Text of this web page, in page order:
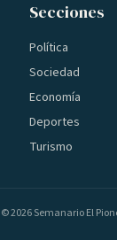
Secciones
Política
Sociedad
Economía
Deportes
Turismo
©2026Semanario El